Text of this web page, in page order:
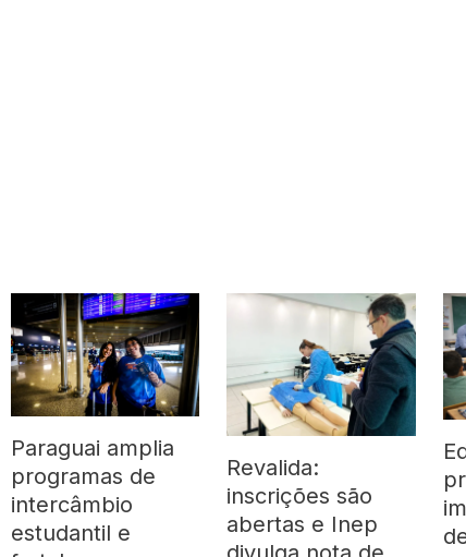
Paraguai amplia
programas de
intercâmbio
estudantil e
Revalida:
inscrições são
abertas e Inep